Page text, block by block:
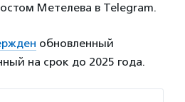
Метелева в Telegram.
обновленный
на срок до 2025 года.